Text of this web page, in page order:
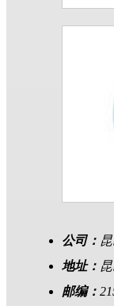
公司：
地址：
邮编：